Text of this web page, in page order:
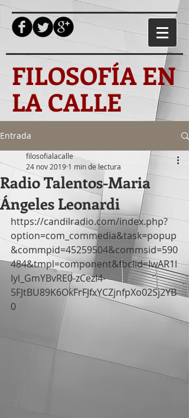
FILOSOFÍA EN
LA CALLE
Entrada
Radio Talentos-Maria
Ángeles Leonardi
filosofialacalle
24 nov 2019 1 min de lectura
https://candilradio.com/index.php?
option=com_commedia&task=popup
&commpid=45259504&commsid=590
484&tmpl=component&fbclid=IwAR1l
Iyl_GmYBvRE0-zCezI4-
5FJtBU89K6OkFrFJfxYCZjnfpXo02Sj2YB
0